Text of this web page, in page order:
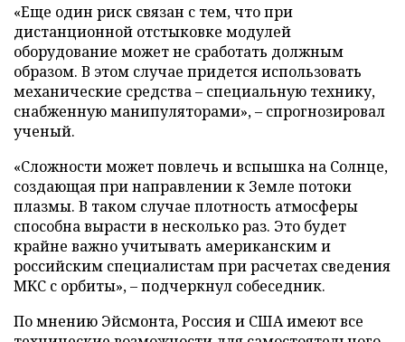
«Еще один риск связан с тем, что при
дистанционной отстыковке модулей
оборудование может не сработать должным
образом. В этом случае придется использовать
механические средства – специальную технику,
снабженную манипуляторами», – спрогнозировал
ученый.
«Сложности может повлечь и вспышка на Солнце,
создающая при направлении к Земле потоки
плазмы. В таком случае плотность атмосферы
способна вырасти в несколько раз. Это будет
крайне важно учитывать американским и
российским специалистам при расчетах сведения
МКС с орбиты», – подчеркнул собеседник.
По мнению Эйсмонта, Россия и США имеют все